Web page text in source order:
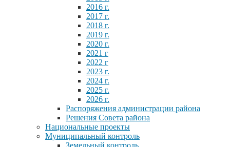
2016 г.
2017 г.
2018 г.
2019 г.
2020 г.
2021 г
2022 г
2023 г.
2024 г.
2025 г.
2026 г.
Распоряжения администрации района
Решения Совета района
Национальные проекты
Муниципальный контроль
Земельный контроль